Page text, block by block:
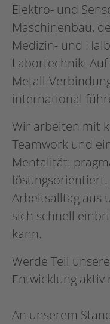
Elektro- und
Maschinenbau,
Medizin- und
Labortechnik.
Metall-
international
Wir arbeiten mit
Teamwork und
Mentalität:
Arbeitsalltag aus
sich schnell
kann.
Werde Teil
Entwicklung aktiv
An unserem